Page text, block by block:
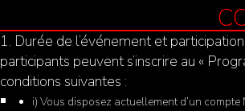
1. Durée de l’événement et
participants peuvent s’inscrire au «
conditions suivantes :
i) Vous disposez actuellement d’un